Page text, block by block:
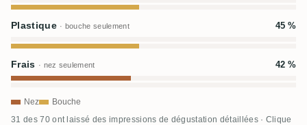
Plastique · bouche seulement 45 %
Frais · nez seulement 42 %
Nez Bouche
31 des 70 ont laissé des impressions de dégustation détaillées · Clique